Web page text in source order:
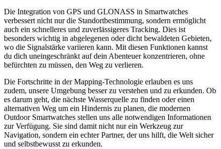
Die Integration von GPS und GLONASS in Smartwatches
verbessert nicht nur die Standortbestimmung, sondern ermöglicht
auch ein schnelleres und zuverlässigeres Tracking. Dies ist
besonders wichtig in abgelegenen oder dicht bewaldeten Gebieten,
wo die Signalstärke variieren kann. Mit diesen Funktionen kannst
du dich uneingeschränkt auf dein Abenteuer konzentrieren, ohne
befürchten zu müssen, den Weg zu verlieren.
Die Fortschritte in der Mapping-Technologie erlauben es uns
zudem, unsere Umgebung besser zu verstehen und zu erkunden. Ob
es darum geht, die nächste Wasserquelle zu finden oder einen
alternativen Weg um ein Hindernis zu planen, die modernen
Outdoor Smartwatches stellen uns alle notwendigen Informationen
zur Verfügung. Sie sind damit nicht nur ein Werkzeug zur
Navigation, sondern ein echter Partner, der uns hilft, die Welt sicher
und selbstbewusst zu erkunden.